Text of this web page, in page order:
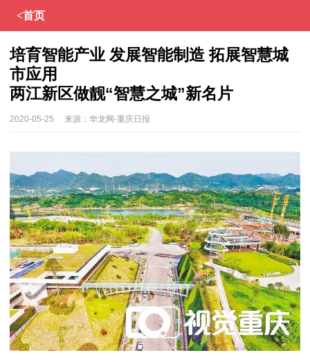
<首页
培育智能产业 发展智能制造 拓展智慧城
市应用
两江新区做靓“智慧之城”新名片
来源： 华龙网-重庆日报
2020-05-25